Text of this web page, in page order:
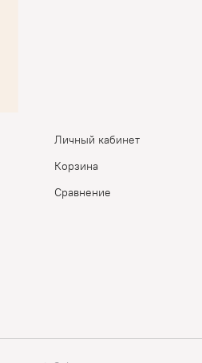
Личный кабинет
Корзина
Сравнение